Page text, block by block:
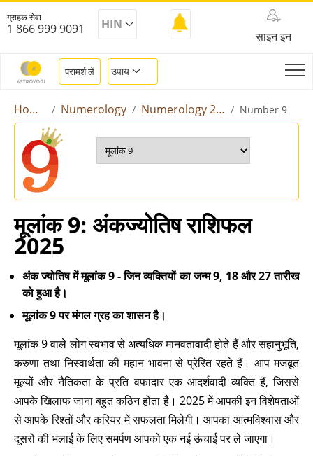
ग्राहक सेवा
1 866 999 9091
HIN
साइन इन
परामर्श लें उपाय
Home Numerology Numerology 2025 Number 9
मूलांक 9: अंकज्योतिष राशिफल
2025
अंक ज्योतिष में मूलांक 9 - जिन व्यक्तियों का जन्म 9, 18 और 27 तारीख
को हुआ है।
मूलांक 9 पर मंगल ग्रह का शासन है।
मूलांक 9 वाले लोग स्वभाव से अत्यधिक मानवतावादी होते हैं और सहानुभूति,
करुणा तथा निस्वार्थता की महान भावना से प्रेरित रहते हैं। आप मजबूत
मूल्यों और नैतिकता के प्रति वफादार एक आदर्शवादी व्यक्ति हैं, जिससे
आपके खिलाफ जाना बहुत कठिन होता है। 2025 में आपकी इन विशेषताओं
से आपके रिश्तों और करियर में सफलता मिलेगी। आपका आत्मविश्वास और
दूसरों की भलाई के लिए समर्पण आपको एक नई ऊंचाई पर ले जाएगा।